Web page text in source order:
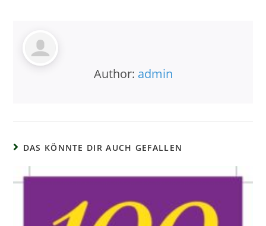
Author: admin
DAS KÖNNTE DIR AUCH GEFALLEN